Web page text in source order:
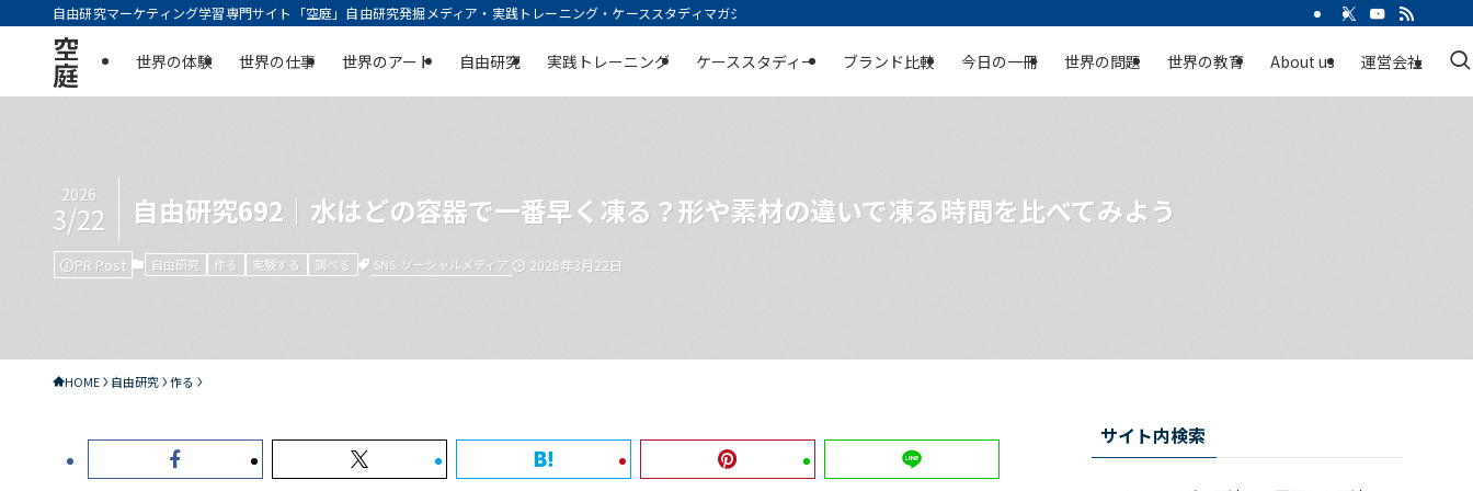
自由研究マーケティング学習専門サイト「空庭」自由研究発掘メディア・実践トレーニング・ケーススタディマガジン | 空庭
空
庭 世界の体験 世界の仕事 世界のアート 自由研究 実践トレーニング ケーススタディー ブランド比較 今日の一冊 世界の問題 世界の教育 About us 運営会社
自由研究692｜水はどの容器で一番早く凍る？形や素材の違いで凍る時間を比べてみよう
2026
3/22
PR Post 自由研究 作る 実験する 調べる SNS ソーシャルメディア 2026年3月22日
HOME 自由研究 作る
サイト内検索